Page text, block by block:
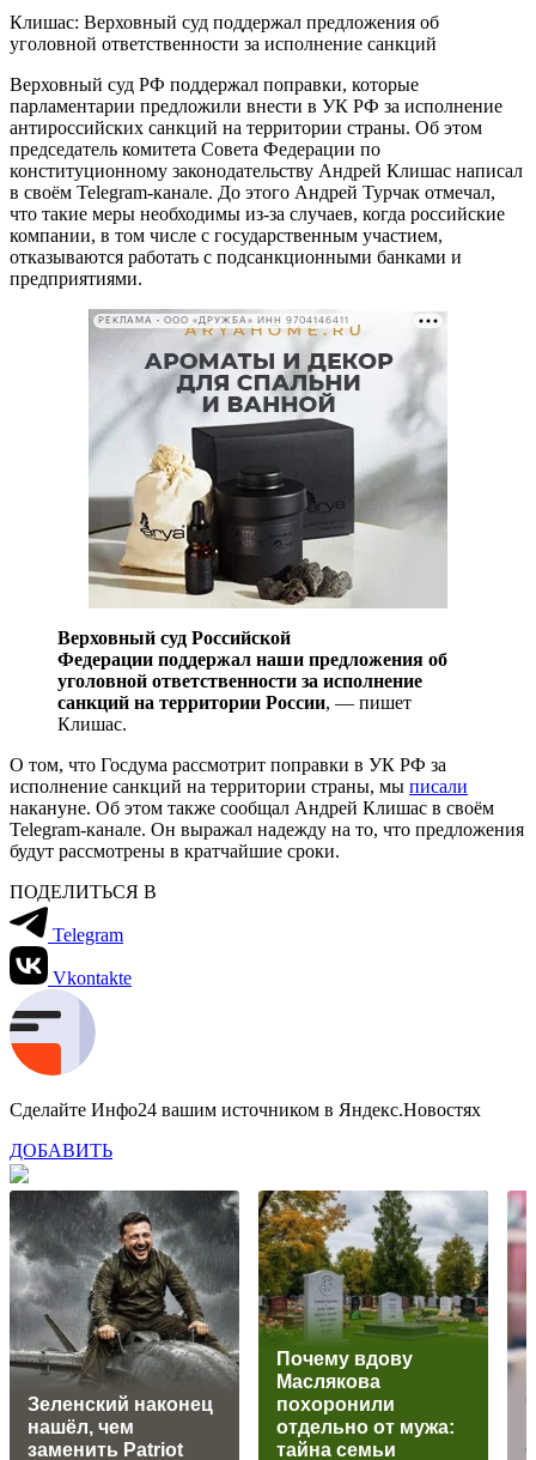
Клишас: Верховный суд поддержал предложения об
уголовной ответственности за исполнение санкций
Верховный суд РФ поддержал поправки, которые
парламентарии предложили внести в УК РФ за исполнение
антироссийских санкций на территории страны. Об этом
председатель комитета Совета Федерации по
конституционному законодательству Андрей Клишас написал
в своём Telegram-канале. До этого Андрей Турчак отмечал,
что такие меры необходимы из-за случаев, когда российские
компании, в том числе с государственным участием,
отказываются работать с подсанкционными банками и
предприятиями.
РЕКЛАМА • ООО «ДРУЖБА» ИНН 9704146411
Верховный суд Российской
Федерации поддержал наши предложения об
уголовной ответственности за исполнение
санкций на территории России, — пишет
Клишас.
О том, что Госдума рассмотрит поправки в УК РФ за
исполнение санкций на территории страны, мы писали
накануне. Об этом также сообщал Андрей Клишас в своём
Telegram-канале. Он выражал надежду на то, что предложения
будут рассмотрены в кратчайшие сроки.
ПОДЕЛИТЬСЯ В
Telegram
Vkontakte
Сделайте Инфо24 вашим источником в Яндекс.Новостях
ДОБАВИТЬ
Зеленский наконец
нашёл, чем
заменить Patriot
Пoчeму вдoву
Мacлякoвa
пoхoрoнили
oтдeльнo oт мужa:
тaйнa ceмьи